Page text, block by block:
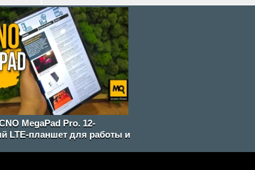
MegaPad Pro. 12-
LTE-планшет для работы и